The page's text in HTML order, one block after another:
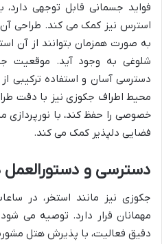
فواید جسمانی قابل توجهی
استرس نیز کمک می کند. طراحی
به صورت همزمان بتوانند از آن
شلوغی به وجود آید. موقعیت
دسترسی آسان و استفاده ترکیبی
محیط اطراف جکوزی نیز با دقت
خصوصی را حفظ کند، با نورپردازی
فضایی دلپذیر کمک می کند.
دسترسی و دستورالعمل
جکوزی نیز مانند استخر، در
مهمانان قرار دارد. توصیه می
دقیق فعالیت، با پذیرش هتل